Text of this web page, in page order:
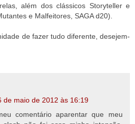
além dos clássicos Storyteller e
e Malfeitores, SAGA d20).
de fazer tudo diferente, desejem-
de maio de 2012 às 16:19
comentário aparentar que meu